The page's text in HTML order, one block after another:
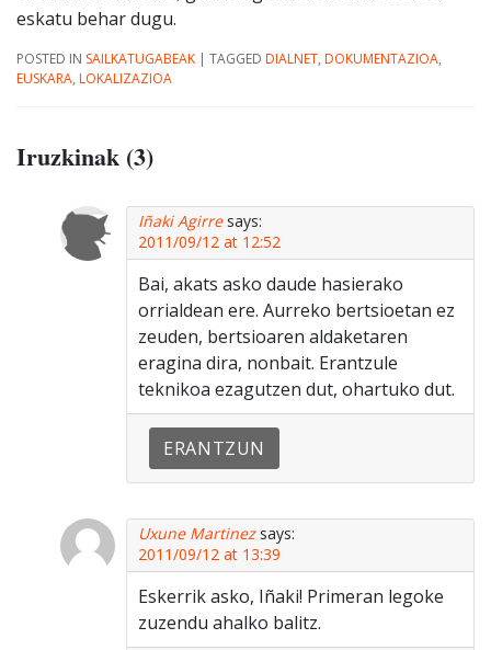
eskatu behar dugu.
POSTED IN SAILKATUGABEAK | TAGGED DIALNET, DOKUMENTAZIOA,
EUSKARA, LOKALIZAZIOA
Iruzkinak (3)
Iñaki Agirre says:
2011/09/12 at 12:52
Bai, akats asko daude hasierako
orrialdean ere. Aurreko bertsioetan ez
zeuden, bertsioaren aldaketaren
eragina dira, nonbait. Erantzule
teknikoa ezagutzen dut, ohartuko dut.
ERANTZUN
Uxune Martinez says:
2011/09/12 at 13:39
Eskerrik asko, Iñaki! Primeran legoke
zuzendu ahalko balitz.